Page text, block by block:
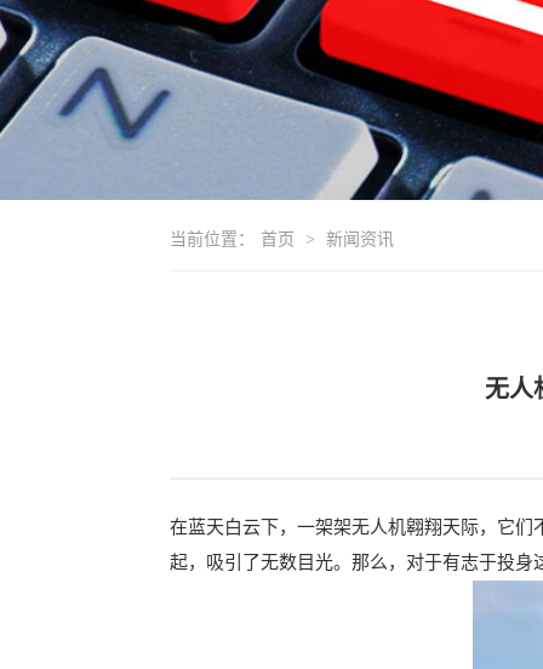
当前位置： 首页 > 新闻资讯
无人
在蓝天白云下，一架架无人机翱翔天际，它
起，吸引了无数目光。那么，对于有志于投